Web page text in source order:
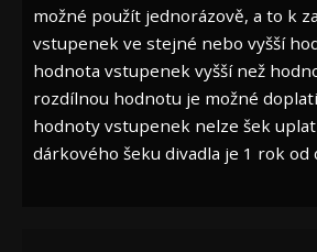
možné použít jednorázově, a to k
vstupenek ve stejné nebo vyšší
hodnota vstupenek vyšší než
rozdílnou hodnotu je možné
hodnoty vstupenek nelze šek
dárkového šeku divadla je 1 rok od